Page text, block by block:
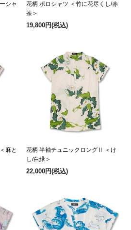
シャ
花柄 ポロシャツ ＜竹に花尽くし/赤
茶＞
19,800円(税込)
麻と
花柄 半袖チュニックロングⅡ ＜け
し/白緑＞
22,000円(税込)